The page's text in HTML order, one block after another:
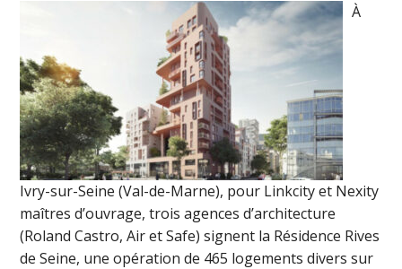
À
Ivry-sur-Seine (Val-de-Marne), pour Linkcity et Nexity
maîtres d’ouvrage, trois agences d’architecture
(Roland Castro, Air et Safe) signent la Résidence Rives
de Seine, une opération de 465 logements divers sur